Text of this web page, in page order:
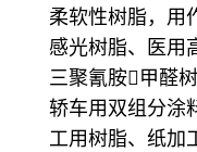
柔软性树脂，用
感光树脂、医用
三聚氰胺甲醛
轿车用双组分涂
工用树脂、纸加